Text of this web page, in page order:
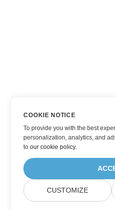
COOKIE NOTICE
To provide you with the best
personalization, analytics, and
toour cookie policy.
CUSTOMIZE